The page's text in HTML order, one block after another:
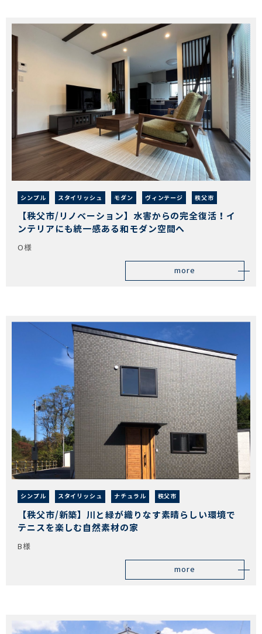
シンプル スタイリッシュ モダン ヴィンテージ 秩父市
【秩父市/リノベーション】水害からの完全復活！イ
ンテリアにも統一感ある和モダン空間へ
O様
more
シンプル スタイリッシュ ナチュラル 秩父市
【秩父市/新築】川と緑が織りなす素晴らしい環境で
テニスを楽しむ自然素材の家
B様
more